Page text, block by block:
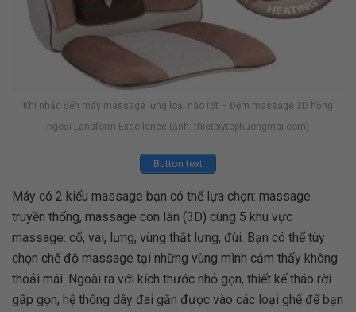
Khi nhắc đến máy massage lưng loại nào tốt – Đệm massage 3D hồng
ngoại Lanaform Excellence (ảnh: thietbiytephuongmai.com)
Button text
Máy có 2 kiểu massage bạn có thể lựa chọn: massage
truyền thống, massage con lăn (3D) cùng 5 khu vực
massage: cổ, vai, lưng, vùng thắt lưng, đùi. Bạn có thể tùy
chọn chế độ massage tại những vùng mình cảm thấy không
thoải mái. Ngoài ra với kích thước nhỏ gọn, thiết kế tháo rời
gấp gọn, hệ thống dây đai gắn được vào các loại ghế để bạn